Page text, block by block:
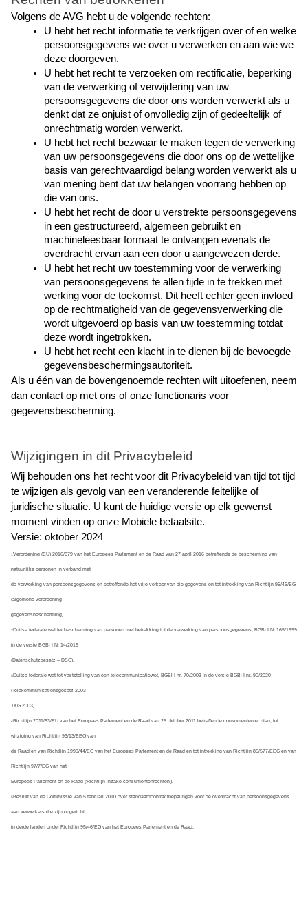
Volgens de AVG hebt u de volgende rechten:
U hebt het recht informatie te verkrijgen over of en welke
persoonsgegevens we over u verwerken en aan wie we
deze doorgeven.
U hebt het recht te verzoeken om rectificatie, beperking
van de verwerking of verwijdering van uw
persoonsgegevens die door ons worden verwerkt als u
denkt dat ze onjuist of onvolledig zijn of gedeeltelijk of
onrechtmatig worden verwerkt.
U hebt het recht bezwaar te maken tegen de verwerking
van uw persoonsgegevens die door ons op de wettelijke
basis van gerechtvaardigd belang worden verwerkt als u
van mening bent dat uw belangen voorrang hebben op
die van ons.
U hebt het recht de door u verstrekte persoonsgegevens
in een gestructureerd, algemeen gebruikt en
machineleesbaar formaat te ontvangen evenals de
overdracht ervan aan een door u aangewezen derde.
U hebt het recht uw toestemming voor de verwerking
van persoonsgegevens te allen tijde in te trekken met
werking voor de toekomst. Dit heeft echter geen invloed
op de rechtmatigheid van de gegevensverwerking die
wordt uitgevoerd op basis van uw toestemming totdat
deze wordt ingetrokken.
U hebt het recht een klacht in te dienen bij de bevoegde
gegevensbeschermingsautoriteit.
Als u één van de bovengenoemde rechten wilt uitoefenen, neem
dan contact op met ons of onze functionaris voor
gegevensbescherming.
Wijzigingen in dit Privacybeleid
Wij behouden ons het recht voor dit Privacybeleid van tijd tot tijd
te wijzigen als gevolg van een veranderende feitelijke of
juridische situatie. U kunt de huidige versie op elk gewenst
moment vinden op onze Mobiele betaalsite.
Versie: oktober 2024
1Verordening (EU) 2016/679 van het Europees Parlement en de Raad van 27 april 2016 betreffende de bescherming van
natuurlijke personen in verband met
de verwerking van persoonsgegevens en betreffende het vrije verkeer van die gegevens en tot intrekking van Richtlijn 95/46/EG
(algemene verordening
gegevensbescherming).
2Duitse federale wet ter bescherming van personen met betrekking tot de verwerking van persoonsgegevens, BGBl I Nr 165/1999
in de versie BGBl I Nr 14/2019
(Datenschutzgesetz – DSG).
3Duitse federale wet tot vaststelling van een telecommunicatiewet, BGBl I nr. 70/2003 in de versie BGBl I nr. 90/2020
(Telekommunikationsgesetz 2003 –
TKG 2003).
4Richtlijn 2011/83/EU van het Europees Parlement en de Raad van 25 oktober 2011 betreffende consumentenrechten, tot
wijziging van Richtlijn 93/13/EEG van
de Raad en van Richtlijn 1999/44/EG van het Europees Parlement en de Raad en tot intrekking van Richtlijn 85/577/EEG en van
Richtlijn 97/7/EG van het
Europees Parlement en de Raad ('Richtlijn inzake consumentenrechten').
5Besluit van de Commissie van 5 februari 2010 over standaardcontractbepalingen voor de overdracht van persoonsgegevens
aan verwerkers die zijn opgericht
in derde landen onder Richtlijn 95/46/EG van het Europees Parlement en de Raad.